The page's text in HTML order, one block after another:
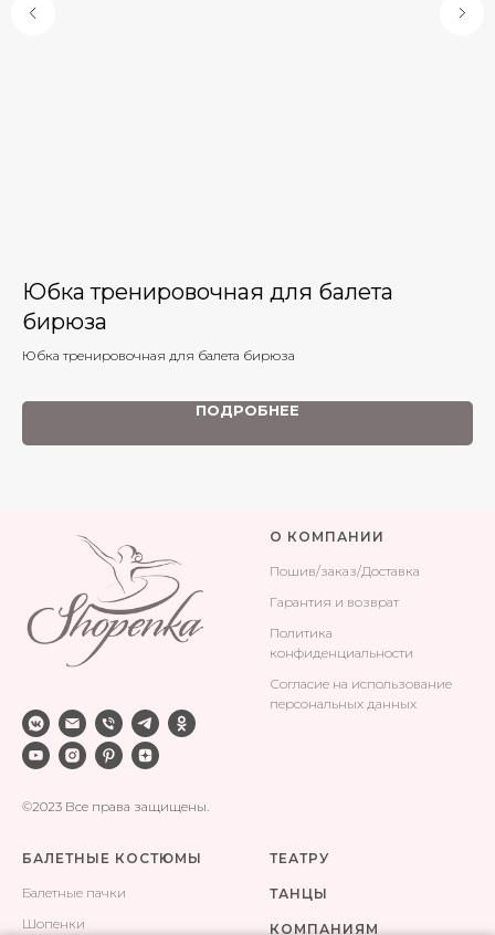
Юбка тренировочная для балета
бирюза
Юбка тренировочная для балета бирюза
ПОДРОБНЕЕ
©2023 Все права защищены.
О КОМПАНИИ
Пошив/заказ/Доставка
Гарантия и возврат
Политика
конфиденциальности
Согласие на использование
персональных данных
БАЛЕТНЫЕ КОСТЮМЫ
Балетные пачки
Шопенки
ТЕАТРУ
ТАНЦЫ
КОМПАНИЯМ